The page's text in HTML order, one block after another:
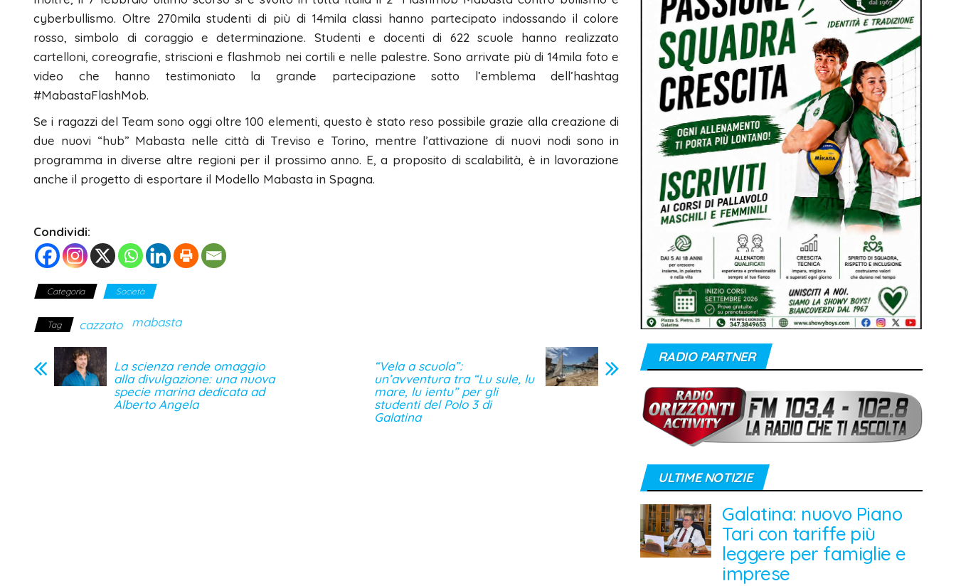
cyberbullismo. Oltre 270mila studenti di più di 14mila classi hanno partecipato indossando il colore
rosso, simbolo di coraggio e determinazione. Studenti e docenti di 622 scuole hanno realizzato
cartelloni, coreografie, striscioni e flashmob nei cortili e nelle palestre. Sono arrivate più di 14mila foto e
video che hanno testimoniato la grande partecipazione sotto l’emblema dell’hashtag
#MabastaFlashMob.
Se i ragazzi del Team sono oggi oltre 100 elementi, questo è stato reso possibile grazie alla creazione di
due nuovi “hub” Mabasta nelle città di Treviso e Torino, mentre l’attivazione di nuovi nodi sono in
programma in diverse altre regioni per il prossimo anno. E, a proposito di scalabilità, è in lavorazione
anche il progetto di esportare il Modello Mabasta in Spagna.
Condividi:
Categoria Società
Tag cazzato mabasta
La scienza rende omaggio
alla divulgazione: una nuova
specie marina dedicata ad
Alberto Angela
“Vela a scuola”:
un’avventura tra “Lu sule, lu
mare, lu ientu” per gli
studenti del Polo 3 di
Galatina
RADIO PARTNER
ULTIME NOTIZIE
Galatina: nuovo Piano
Tari con tariffe più
leggere per famiglie e
imprese